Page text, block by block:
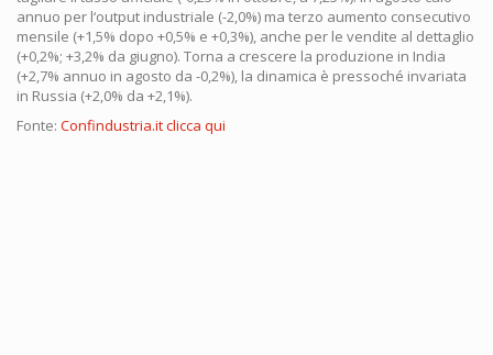
annuo per l‘output industriale (-2,0%) ma terzo aumento consecutivo
mensile (+1,5% dopo +0,5% e +0,3%), anche per le vendite al dettaglio
(+0,2%; +3,2% da giugno). Torna a crescere la produzione in India
(+2,7% annuo in agosto da -0,2%), la dinamica è pressoché invariata
in Russia (+2,0% da +2,1%).
Fonte: Confindustria.it clicca qui